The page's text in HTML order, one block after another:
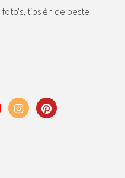
tips én de beste